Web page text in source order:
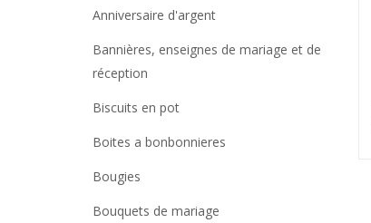
Anniversaire d'argent
Bannières, enseignes de mariage et de
réception
Biscuits en pot
Boites a bonbonnieres
Bougies
Bouquets de mariage